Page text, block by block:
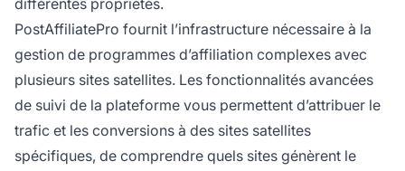
différentes propriétés.
PostAffiliatePro fournit l’infrastructure nécessaire à la
gestion de programmes d’affiliation complexes avec
plusieurs sites satellites. Les fonctionnalités avancées
de suivi de la plateforme vous permettent d’attribuer le
trafic et les conversions à des sites satellites
spécifiques, de comprendre quels sites génèrent le